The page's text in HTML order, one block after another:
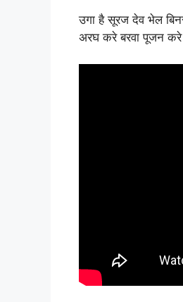
उगा है सूरज देव भेल
अरघ करे बरवा पूजन करे